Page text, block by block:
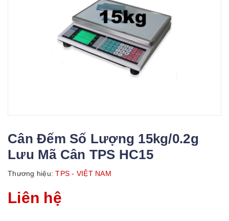
Cân Đếm Số Lượng 15kg/0.2g
Lưu Mã Cân TPS HC15
Thương hiệu: TPS - VIỆT NAM
Liên hệ